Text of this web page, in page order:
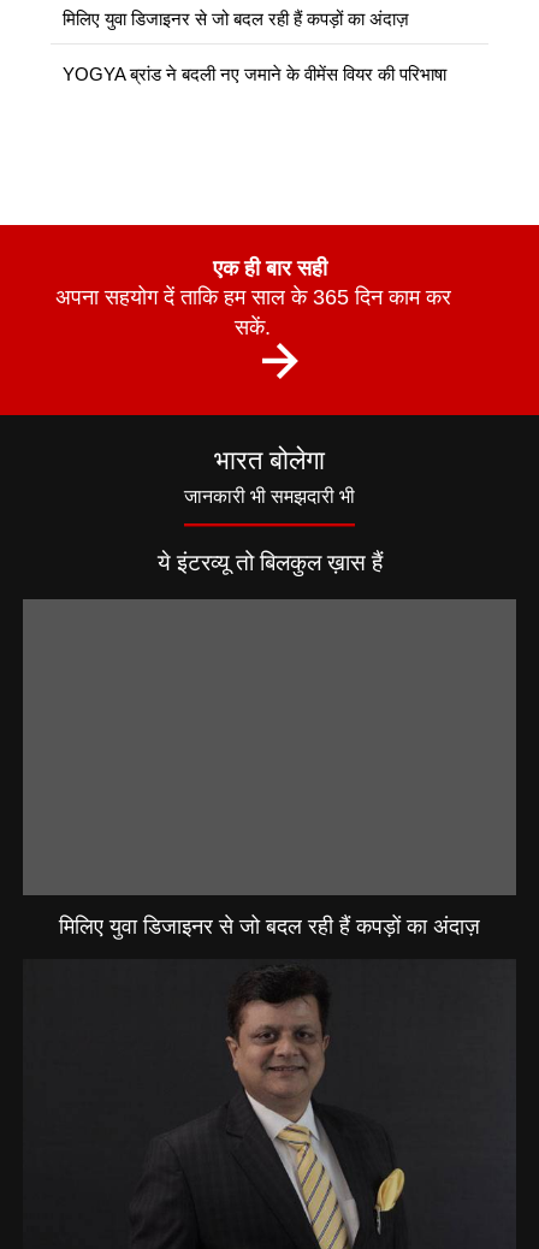
मिलिए युवा डिजाइनर से जो बदल रही हैं कपड़ों का अंदाज़
YOGYA ब्रांड ने बदली नए जमाने के वीमेंस वियर की परिभाषा
एक ही बार सही
अपना सहयोग दें ताकि हम साल के 365 दिन काम कर
सकें.
भारत बोलेगा
जानकारी भी समझदारी भी
ये इंटरव्यू तो बिलकुल ख़ास हैं
मिलिए युवा डिजाइनर से जो बदल रही हैं कपड़ों का अंदाज़